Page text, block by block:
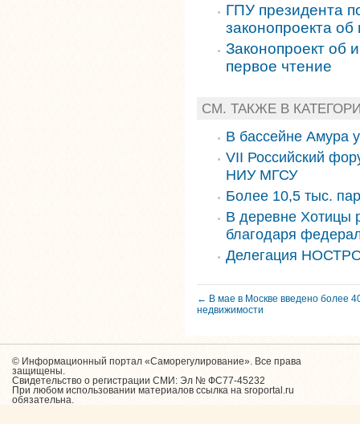
ГПУ президента
законопроекта
Законопроект об
первое чтение
СМ. ТАКЖЕ В
В бассейне Амура
VII Российский
НИУ МГСУ
Более 10,5 тыс.
В деревне Хотицы
благодаря
Делегация
← В мае в Москве введено более
недвижимости
© Информационный портал «Саморегулирование». Все права
защищены.
Свидетельство о регистрации СМИ: Эл № ФС77-45232
При любом использовании материалов ссылка на sroportal.ru
обязательна.